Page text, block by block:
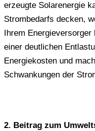
erzeugte Solarenergie
Strombedarfs decken,
Ihrem
einer deutlichen
Energiekosten und
Schwankungen der
2. Beitrag zum